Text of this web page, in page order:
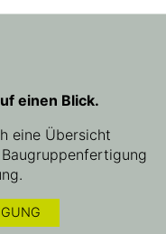
einen Blick.
eine Übersicht